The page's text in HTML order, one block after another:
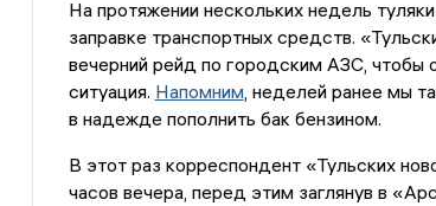
На протяжении нескольких недель
заправке транспортных средств.
вечерний рейд по городским АЗС, чтобы
ситуация. Напомним, неделей ранее мы
в надежде пополнить бак бензином.
В этот раз корреспондент «Тульских
часов вечера, перед этим заглянув в